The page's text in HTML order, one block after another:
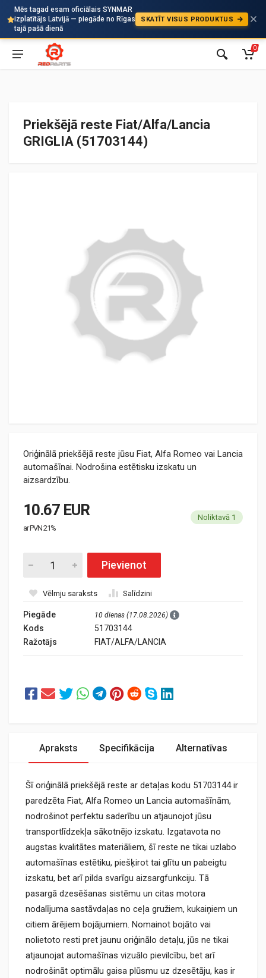
Mēs tagad esam oficiālais SYNMAR
izplatītājs Latvijā — piegāde no Rīgas
tajā pašā dienā
SKATĪT VISUS PRODUKTUS
Auto
0
Priekšējā reste Fiat/Alfa/Lancia
GRIGLIA (51703144)
Oriģinālā priekšējā reste jūsu Fiat, Alfa Romeo vai Lancia
automašīnai. Nodrošina estētisku izskatu un
aizsardzību.
10.67 EUR
ar PVN 21%
Noliktavā 1
Pievienot
Vēlmju saraksts Salīdzini
Piegāde 10 dienas (17.08.2026)
Kods
51703144
Ražotājs
FIAT/ALFA/LANCIA
Apraksts Specifikācija Alternatīvas
Šī oriģinālā priekšējā reste ar detaļas kodu 51703144 ir
paredzēta Fiat, Alfa Romeo un Lancia automašīnām,
nodrošinot perfektu saderību un atjaunojot jūsu
transportlīdzekļa sākotnējo izskatu. Izgatavota no
augstas kvalitātes materiāliem, šī reste ne tikai uzlabo
automašīnas estētiku, piešķirot tai glītu un pabeigtu
izskatu, bet arī pilda svarīgu aizsargfunkciju. Tā
pasargā dzesēšanas sistēmu un citas motora
nodalījuma sastāvdaļas no ceļa gružiem, kukaiņiem un
citiem ārējiem bojājumiem. Nomainot bojāto vai
nolietoto resti pret jaunu oriģinālo detaļu, jūs ne tikai
atjaunojat automašīnas vizuālo pievilcību, bet arī
nodrošināt optimālu gaisa plūsmu uz dzesētāju, kas ir